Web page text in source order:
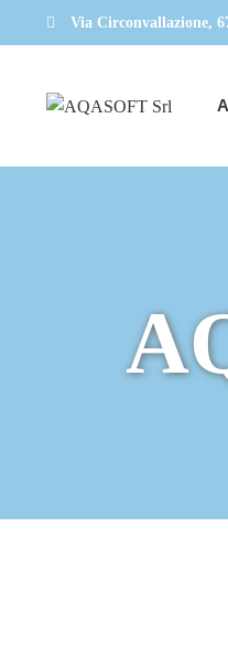
Via Circonvallazione,